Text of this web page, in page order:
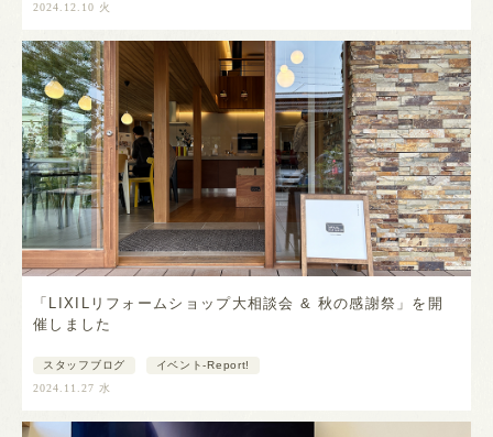
2024.12.10 火
「LIXILリフォームショップ大相談会 & 秋の感謝祭」を開
催しました
スタッフブログ
イベント-Report!
2024.11.27 水